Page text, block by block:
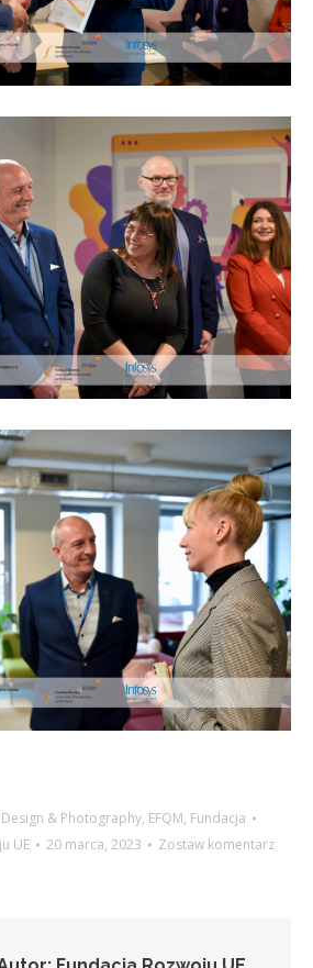
Design & Photography, EFQM, Fundacja
UE 20 marca, 2023 Zostaw komentarz